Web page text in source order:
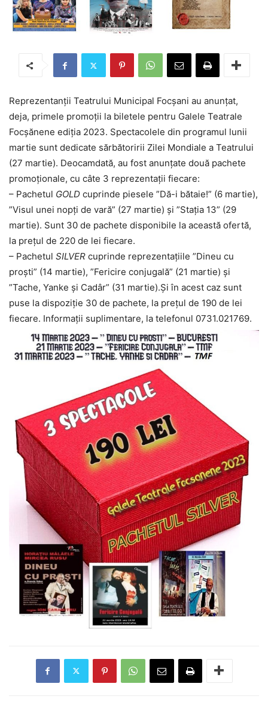
Reprezentanții Teatrului Municipal Focșani au anunțat,
deja, primele promoții la biletele pentru Galele Teatrale
Focșănene ediția 2023. Spectacolele din programul lunii
martie sunt dedicate sărbătoririi Zilei Mondiale a Teatrului
(27 martie). Deocamdată, au fost anunțate două pachete
promoționale, cu câte 3 reprezentații fiecare:
– Pachetul GOLD cuprinde piesele ”Dă-i bătaie!” (6 martie),
”Visul unei nopți de vară” (27 martie) și ”Stația 13” (29
martie). Sunt 30 de pachete disponibile la această ofertă,
la prețul de 220 de lei fiecare.
– Pachetul SILVER cuprinde reprezentațiile ”Dineu cu
proști” (14 martie), ”Fericire conjugală” (21 martie) și
”Tache, Yanke și Cadâr” (31 martie).Și în acest caz sunt
puse la dispoziție 30 de pachete, la prețul de 190 de lei
fiecare. Informații suplimentare, la telefonul 0731.021769.